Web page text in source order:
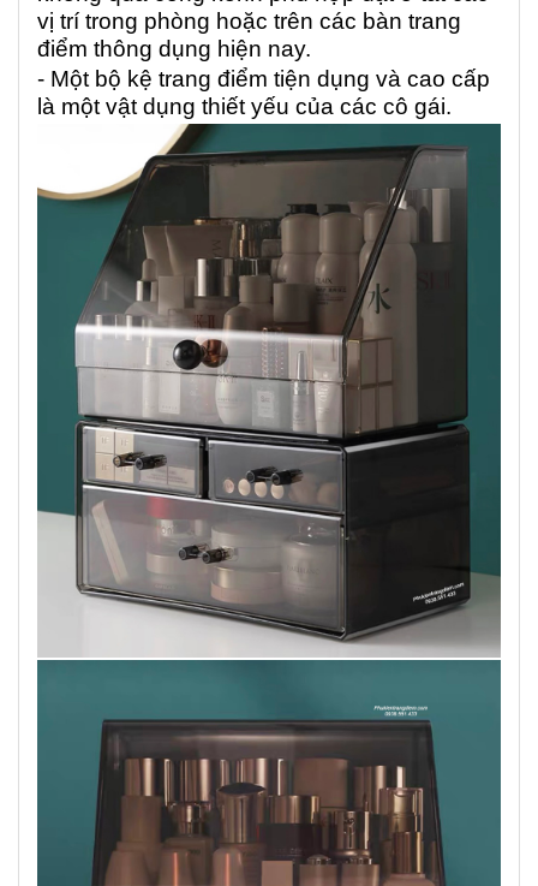
vị trí trong phòng hoặc trên các bàn trang
điểm thông dụng hiện nay.
- Một bộ kệ trang điểm tiện dụng và cao cấp
là một vật dụng thiết yếu của các cô gái.